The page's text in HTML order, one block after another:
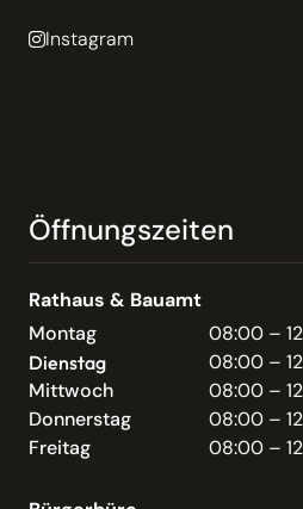
Instagram
Öffnungszeiten
Rathaus & Bauamt
Montag
08:00 –
Dienstag
08:00 –
Mittwoch
08:00 –
Donnerstag
08:00 –
Freitag
08:00 –